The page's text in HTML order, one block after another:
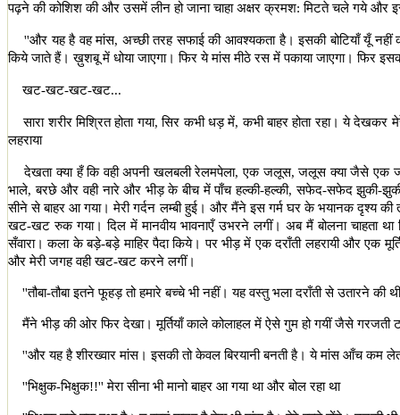
पढ़ने की कोशिश की और उसमें लीन हो जाना चाहा अक्षर क्रमश: मिटते चले गये और
''और यह है वह मांस, अच्छी तरह सफाई की आवश्यकता है। इसकी बोटियाँ यूँ
किये जाते हैं। ख़ुशबू में धोया जाएगा। फिर ये मांस मीठे रस में पकाया जाएगा। फिर
खट-खट-खट-खट...
सारा शरीर मिश्रित होता गया,सिर कभी धड़ में,कभी बाहर होता रहा। ये देखकर
लहराया
देखता क्या हँ कि वही अपनी खलबली रेलमपेला,एक जलूस,जलूस क्या जैसे एक
भाले,बरछे और वही नारे और भीड़ के बीच में पाँच हल्की-हल्की,सफेद-सफेद झुकी-झुकी
सीने से बाहर आ गया। मेरी गर्दन लम्बी हुई। और मैंने इस गर्म घर के भयानक दृश्य
खट-खट रुक गया। दिल में मानवीय भावनाएँ उभरने लगीं। अब मैं बोलना चाहता था
सँवारा। कला के बड़े-बड़े माहिर पैदा किये। पर भीड़ में एक दराँती लहरायी और एक
और मेरी जगह वही खट-खट करने लगीं।
''तौबा-तौबा इतने फूहड़ तो हमारे बच्चे भी नहीं। यह वस्तु भला दराँती से उतारने की
मैंने भीड़ की ओर फिर देखा। मूर्तियाँ काले कोलाहल में ऐसे गुम हो गयीं जैसे गरजती
''और यह है शीरख्वार मांस। इसकी तो केवल बिरयानी बनती है। ये मांस आँच कम
''भिक्षुक-भिक्षुक!!''मेरा सीना भी मानो बाहर आ गया था और बोल रहा था